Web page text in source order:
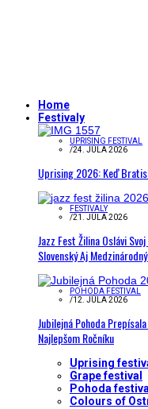
Home
Festivaly
UPRISING FESTIVAL
/24. JÚLA 2026
Uprising 2026: Keď
FESTIVALY
/21. JÚLA 2026
Jazz Fest Žilina Oslávi
Slovenský Aj
POHODA FESTIVAL
/12. JÚLA 2026
Jubilejná Pohoda
Najlepšom Ročníku
Uprising
Grape festival
Pohoda festival
Colours of